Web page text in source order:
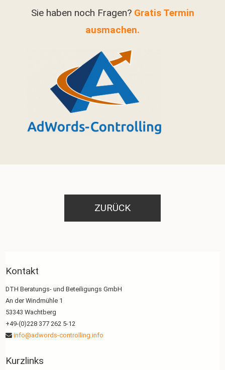
Sie haben noch Fragen? Gratis Termin
ausmachen.
ZURÜCK
Kontakt
DTH Beratungs- und Beteiligungs GmbH
An der Windmühle 1
53343 Wachtberg
+49-(0)228 377 262 5-12
info@adwords-controlling.info
Kurzlinks